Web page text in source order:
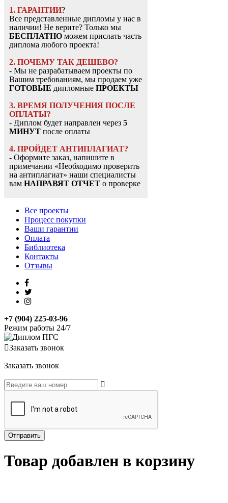
1. ГАРАНТИИ?
Все представленные дипломы у нас в
наличии! Не верите? Только мы
БЕСПЛАТНО можем прислать часть
диплома любого проекта!
2. ПОЧЕМУ ТАК ДЕШЕВО?
- Мы не разрабатываем проекты по
Вашим требованиям, мы продаем уже
ГОТОВЫЕ дипломные ПРОЕКТЫ
3. ВРЕМЯ ПОЛУЧЕНИЯ ПОСЛЕ
ОПЛАТЫ?
- Диплом будет направлен через 5
МИНУТ после оплаты
4. ПРОЙДЕТ АНТИПЛАГИАТ?
- Оформите заказ, напишите в
примечании «Необходимо проверить
на антиплагиат» наши специалисты
вам НАПРАВЯТ ОТЧЕТ о проверке
Все проекты
Процесс покупки
Ваши гарантии
Оплата
Библиотека
Контакты
Отзывы
+7 (904) 225-03-96
Режим работы 24/7
Заказать звонок
Заказать звонок
Товар добавлен в корзину